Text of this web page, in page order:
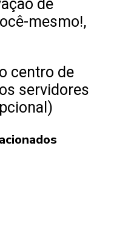
de
mesmo!,
centro de
servidores